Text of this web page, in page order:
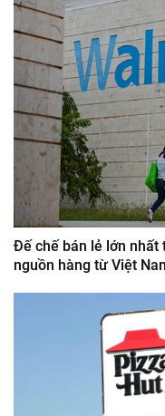
Đế chế bán lẻ lớn nhất
nguồn hàng từ Việt